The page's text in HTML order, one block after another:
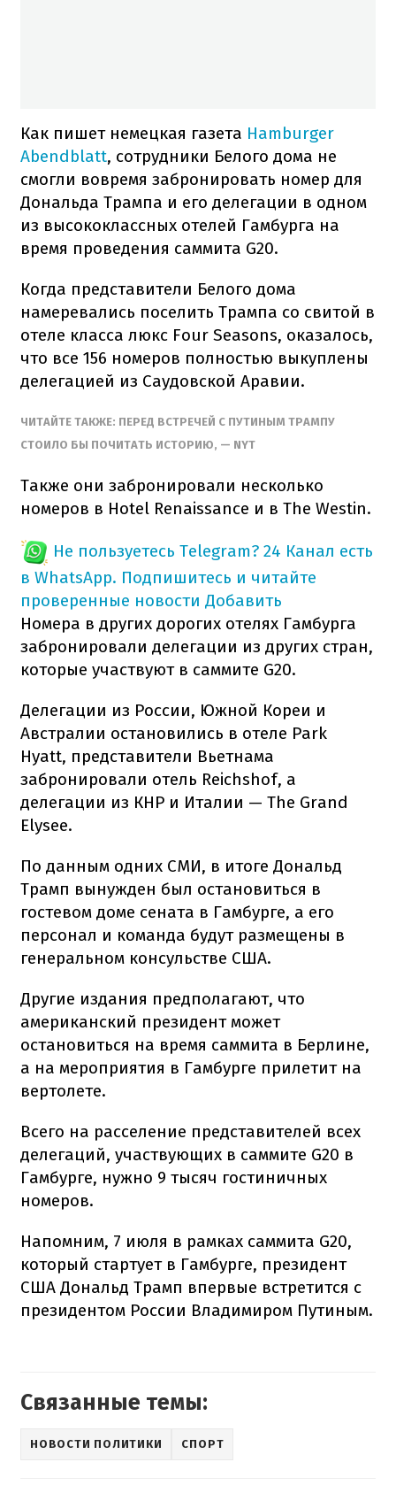
Как пишет немецкая газета Hamburger
Abendblatt, сотрудники Белого дома не
смогли вовремя забронировать номер для
Дональда Трампа и его делегации в одном
из высококлассных отелей Гамбурга на
время проведения саммита G20.
Когда представители Белого дома
намеревались поселить Трампа со свитой в
отеле класса люкс Four Seasons, оказалось,
что все 156 номеров полностью выкуплены
делегацией из Саудовской Аравии.
ЧИТАЙТЕ ТАКЖЕ: ПЕРЕД ВСТРЕЧЕЙ С ПУТИНЫМ ТРАМПУ
СТОИЛО БЫ ПОЧИТАТЬ ИСТОРИЮ, — NYT
Также они забронировали несколько
номеров в Hotel Renaissance и в The Westin.
Не пользуетесь Telegram? 24 Канал есть
в WhatsApp. Подпишитесь и читайте
проверенные новости Добавить
Номера в других дорогих отелях Гамбурга
забронировали делегации из других стран,
которые участвуют в саммите G20.
Делегации из России, Южной Кореи и
Австралии остановились в отеле Park
Hyatt, представители Вьетнама
забронировали отель Reichshof, а
делегации из КНР и Италии — The Grand
Elysee.
По данным одних СМИ, в итоге Дональд
Трамп вынужден был остановиться в
гостевом доме сената в Гамбурге, а его
персонал и команда будут размещены в
генеральном консульстве США.
Другие издания предполагают, что
американский президент может
остановиться на время саммита в Берлине,
а на мероприятия в Гамбурге прилетит на
вертолете.
Всего на расселение представителей всех
делегаций, участвующих в саммите G20 в
Гамбурге, нужно 9 тысяч гостиничных
номеров.
Напомним, 7 июля в рамках саммита G20,
который стартует в Гамбурге, президент
США Дональд Трамп впервые встретится с
президентом России Владимиром Путиным.
Связанные темы:
НОВОСТИ ПОЛИТИКИ СПОРТ